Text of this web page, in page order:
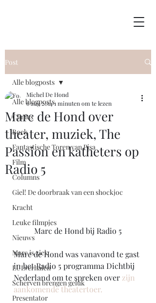
Post
Alle blogposts
Clinics
Boek
Fantastische Toren van Pisa
Film
Columns
Giel! De doorbraak van een shockjoc
Kracht
Leuke filmpjes
Nieuws
Marc is ziek
LULverhalen
Scherven brengen geluk
Presentator
Alle blogposts
Marc de Hond over
theater, muziek, The
Passion en katheters op
Radio 5
Michel De Hond
6 aug 20141 minuten om te lezen
Marc de Hond bij Radio 5
Marc de Hond was vanavond te gast
in het Radio 5 programma Dichtbij
Nederland om te spreken over zijn
aankomende theatertoer.